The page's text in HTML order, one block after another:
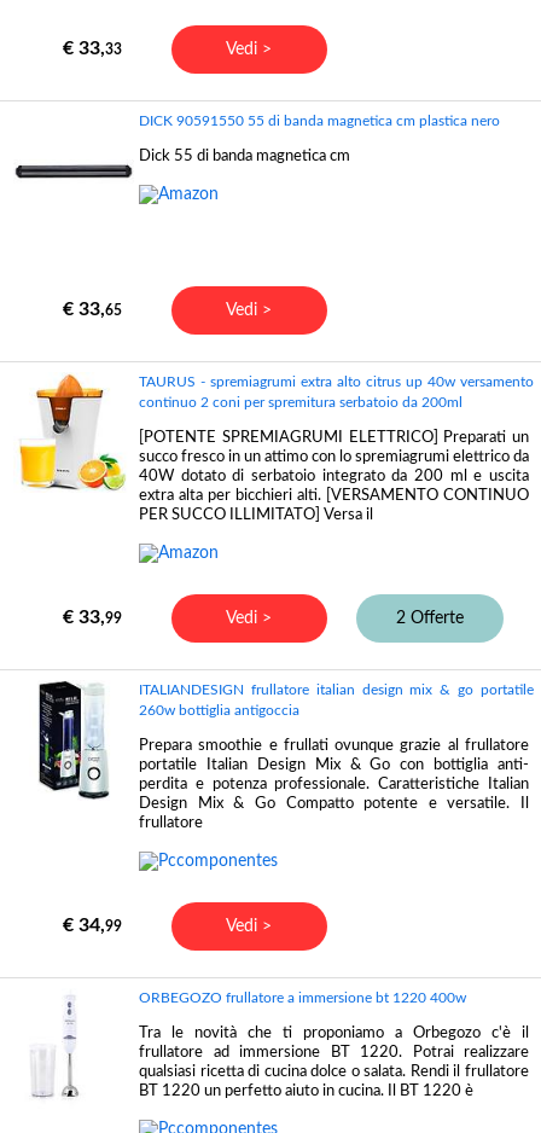
€ 33,33 Vedi >
DICK 90591550 55 di banda magnetica cm plastica nero
Dick 55 di banda magnetica cm
€ 33,65 Vedi >
TAURUS - spremiagrumi extra alto citrus up 40w versamento
continuo 2 coni per spremitura serbatoio da 200ml
[POTENTE SPREMIAGRUMI ELETTRICO] Preparati un
succo fresco in un attimo con lo spremiagrumi elettrico da
40W dotato di serbatoio integrato da 200 ml e uscita
extra alta per bicchieri alti. [VERSAMENTO CONTINUO
PER SUCCO ILLIMITATO] Versa il
€ 33,99 Vedi > 2 Offerte
ITALIANDESIGN frullatore italian design mix & go portatile
260w bottiglia antigoccia
Prepara smoothie e frullati ovunque grazie al frullatore
portatile Italian Design Mix & Go con bottiglia anti-
perdita e potenza professionale. Caratteristiche Italian
Design Mix & Go Compatto potente e versatile. Il
frullatore
€ 34,99 Vedi >
ORBEGOZO frullatore a immersione bt 1220 400w
Tra le novità che ti proponiamo a Orbegozo c'è il
frullatore ad immersione BT 1220. Potrai realizzare
qualsiasi ricetta di cucina dolce o salata. Rendi il frullatore
BT 1220 un perfetto aiuto in cucina. Il BT 1220 è